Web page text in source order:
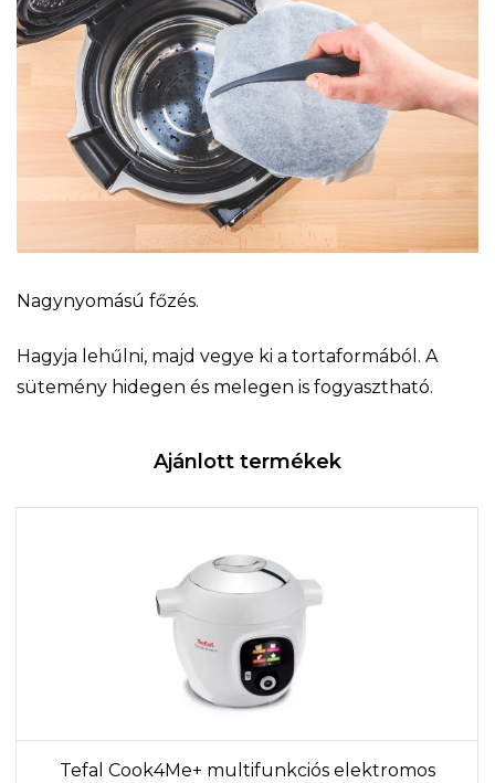
Nagynyomású főzés.
Hagyja lehűlni, majd vegye ki a tortaformából. A
sütemény hidegen és melegen is fogyasztható.
Ajánlott termékek
Tefal Cook4Me+ multifunkciós elektromos